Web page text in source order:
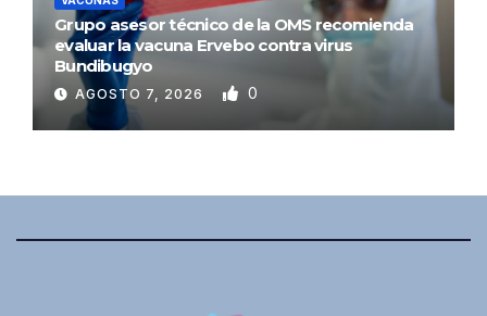
Grupo asesor técnico de la OMS recomienda
evaluar la vacuna Ervebo contra virus
Bundibugyo
AGOSTO 7, 2026 0